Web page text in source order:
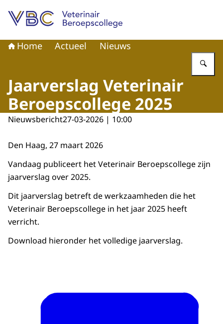
Home Actueel Nieuws
Jaarverslag Veterinair
Beroepscollege 2025
Nieuwsbericht27-03-2026 | 10:00
Den Haag, 27 maart 2026
Vandaag publiceert het Veterinair Beroepscollege zijn
jaarverslag over 2025.
Dit jaarverslag betreft de werkzaamheden die het
Veterinair Beroepscollege in het jaar 2025 heeft
verricht.
Download hieronder het volledige jaarverslag.